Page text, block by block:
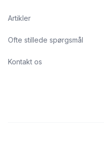
Artikler
Ofte stillede spørgsmål
Kontakt os